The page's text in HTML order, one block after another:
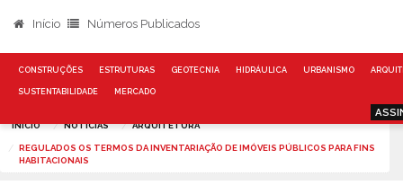
Início Números Publicados
CONSTRUÇÕES ESTRUTURAS GEOTECNIA HIDRÁULICA URBANISMO
SUSTENTABILIDADE MERCADO
INÍCIO NOTÍCIAS ARQUITETURA
REGULADOS OS TERMOS DA INVENTARIAÇÃO DE IMÓVEIS PÚBLICOS PARA FINS
HABITACIONAIS